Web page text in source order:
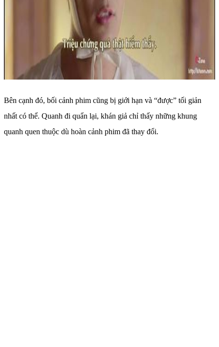
Bên cạnh đó, bối cảnh phim cũng bị giới hạn và “được” tối giản
nhất có thể. Quanh đi quẩn lại, khán giả chỉ thấy những khung
quanh quen thuộc dù hoàn cảnh phim đã thay đổi.